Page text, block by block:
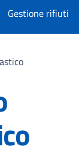
Gestione rifiuti